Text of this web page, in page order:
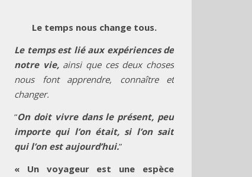
Le temps nous change tous.
Le temps est lié aux expériences de
notre vie, ainsi que ces deux choses
nous font apprendre, connaître et
changer.
“On doit vivre dans le présent, peu
importe qui l’on était, si l’on sait
qui l’on est aujourd’hui.”
« Un voyageur est une espèce